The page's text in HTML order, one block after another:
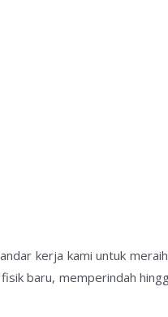
kerja kami untuk
baru, memperindah